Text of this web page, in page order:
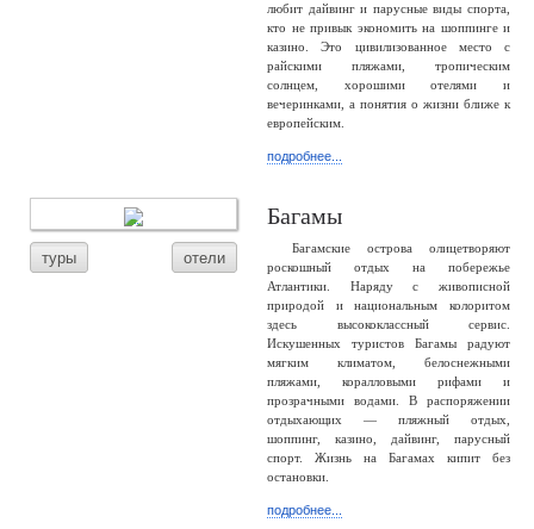
любит дайвинг и парусные виды спорта,
кто не привык экономить на шоппинге и
казино. Это цивилизованное место с
райскими пляжами, тропическим
солнцем, хорошими отелями и
вечеринками, а понятия о жизни ближе к
европейским.
подробнее...
туры отели
Багамы
Багамские острова олицетворяют
роскошный отдых на побережье
Атлантики. Наряду с живописной
природой и национальным колоритом
здесь высококлассный сервис.
Искушенных туристов Багамы радуют
мягким климатом, белоснежными
пляжами, коралловыми рифами и
прозрачными водами. В распоряжении
отдыхающих — пляжный отдых,
шоппинг, казино, дайвинг, парусный
спорт. Жизнь на Багамах кипит без
остановки.
подробнее...